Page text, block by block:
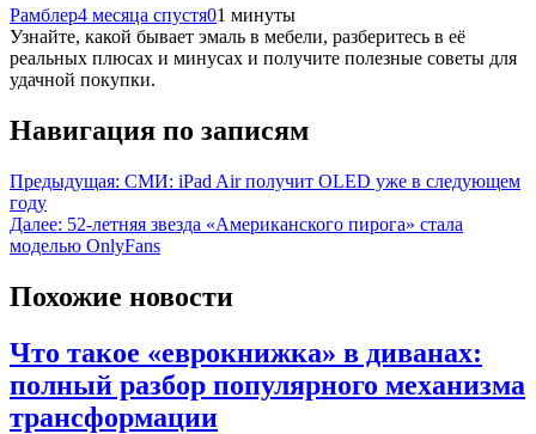
Рамблер4 месяца спустя01 минуты
Узнайте, какой бывает эмаль в мебели, разберитесь в её
реальных плюсах и минусах и получите полезные советы для
удачной покупки.
Навигация по записям
Предыдущая: СМИ: iPad Air получит OLED уже в следующем
году
Далее: 52-летняя звезда «Американского пирога» стала
моделью OnlyFans
Похожие новости
Что такое «еврокнижка» в диванах:
полный разбор популярного механизма
трансформации